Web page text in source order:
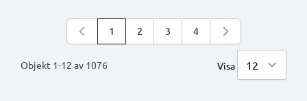
Objekt 1-12 av 1076
Du läser för närvarande sidan
1 Sidan
2 Sidan
3 Sidan
4
Visa